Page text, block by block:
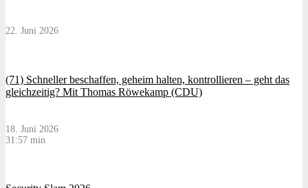
22. Juni 2026
(71) Schneller beschaffen, geheim halten, kontrollieren – geht das
gleichzeitig? Mit Thomas Röwekamp (CDU)
18. Juni 2026
31:57 min